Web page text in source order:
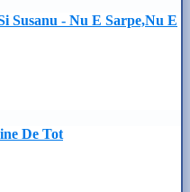
Susanu - Nu E Sarpe,Nu E
De Tot